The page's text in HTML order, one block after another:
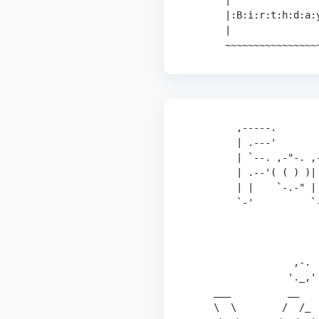
| .---'
| `--. ,-
| .--'( (
| |    `-
`-'
___          __
\  \        /  /_